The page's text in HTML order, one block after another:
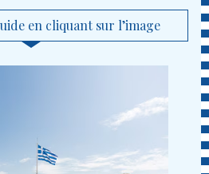
en cliquant sur l’image